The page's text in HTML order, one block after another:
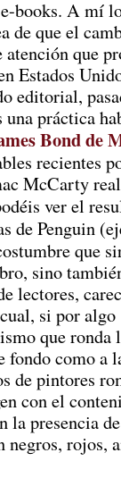
books. A mí
de que el
atención que
Estados
editorial,
práctica
Bond de
recientes
McCarty
ver el
de Penguin
que
sino
lectores,
si por algo
que ronda
fondo como a
de pintores
con el
la presencia
negros, rojos,